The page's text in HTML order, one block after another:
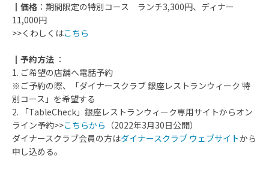
┃価格 ：期間限定の特別コース ランチ3,300円、ディナー
11,000円
>>くわしくはこちら
┃予約方法 ：
1. ご希望の店舗へ電話予約
※ご予約の際、「ダイナースクラブ 銀座レストランウィーク 特
別コース」を希望する
2. 「TableCheck」銀座レストランウィーク専用サイトからオン
ライン予約>>こちらから （2022年3月30日公開）
ダイナースクラブ会員の方はダイナースクラブ ウェブサイトから
申し込める。